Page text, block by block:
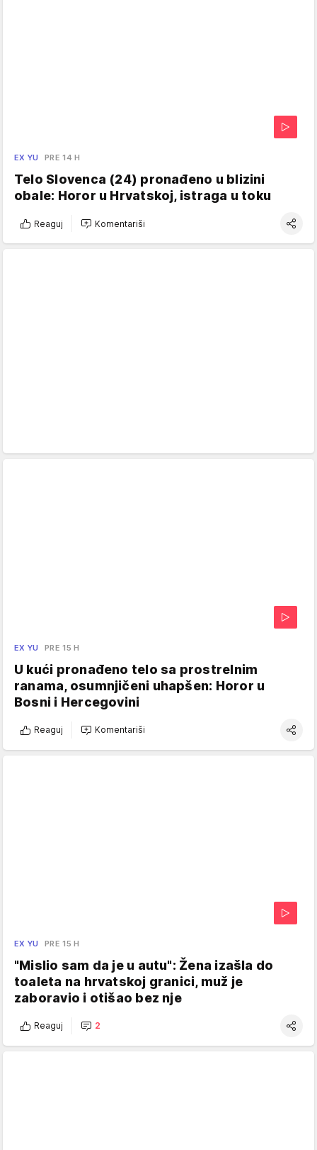
EX YU PRE 14 H
Telo Slovenca (24) pronađeno u blizini
obale: Horor u Hrvatskoj, istraga u toku
Reaguj Komentariši
EX YU PRE 15 H
U kući pronađeno telo sa prostrelnim
ranama, osumnjičeni uhapšen: Horor u
Bosni i Hercegovini
Reaguj Komentariši
EX YU PRE 15 H
"Mislio sam da je u autu": Žena izašla do
toaleta na hrvatskoj granici, muž je
zaboravio i otišao bez nje
Reaguj 2